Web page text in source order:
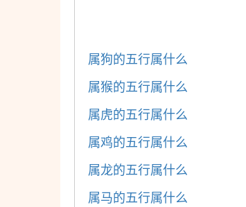
属狗的五行属什么
属猴的五行属什么
属虎的五行属什么
属鸡的五行属什么
属龙的五行属什么
属马的五行属什么